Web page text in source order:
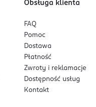
Obsługa klienta
FAQ
Pomoc
Dostawa
Płatność
Zwroty i reklamacje
Dostępność usług
Kontakt